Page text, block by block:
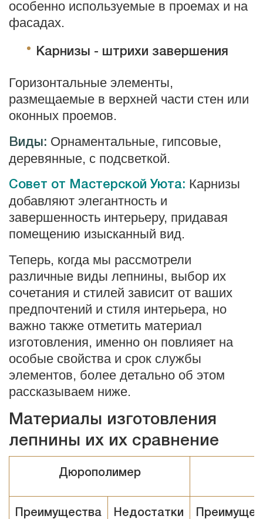
особенно используемые в проемах и на
фасадах.
Карнизы - штрихи завершения
Горизонтальные элементы,
размещаемые в верхней части стен или
оконных проемов.
Виды: Орнаментальные, гипсовые,
деревянные, с подсветкой.
Совет от Мастерской Уюта: Карнизы
добавляют элегантность и
завершенность интерьеру, придавая
помещению изысканный вид.
Теперь, когда мы рассмотрели
различные виды лепнины, выбор их
сочетания и стилей зависит от ваших
предпочтений и стиля интерьера, но
важно также отметить материал
изготовления, именно он повлияет на
особые свойства и срок службы
элементов, более детально об этом
рассказываем ниже.
Материалы изготовления
лепнины их их сравнение
Дюрополимер
Преимущества Недостатки